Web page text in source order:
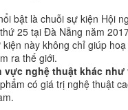
bật là chuỗi sự kiện Hội
25 tại Đà Nẵng năm
này không chỉ giúp
ra thế giới​​.
nghệ thuật khác như
có giá trị nghệ thuật